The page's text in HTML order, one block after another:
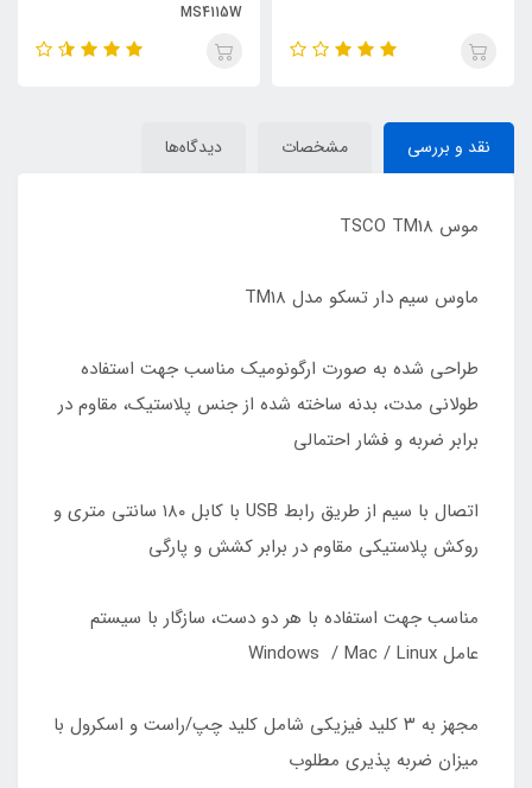
MS4115W
نقد و بررسی مشخصات دیدگاه‌ها
موس TSCO TM18
ماوس سیم دار تسکو مدل TM18
طراحی شده به صورت ارگونومیک مناسب جهت استفاده
طولانی مدت، بدنه ساخته شده از جنس پلاستیک، مقاوم در
برابر ضربه و فشار احتمالی
اتصال با سیم از طریق رابط USB با کابل ۱۸۰ سانتی متری و
روکش پلاستیکی مقاوم در برابر کشش و پارگی
مناسب جهت استفاده با هر دو دست، سازگار با سیستم
عامل Windows / Mac / Linux
مجهز به ۳ کلید فیزیکی شامل کلید چپ/راست و اسکرول با
میزان ضربه پذیری مطلوب